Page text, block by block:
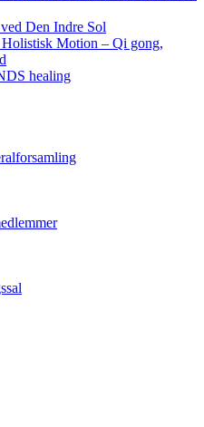
Den Indre Sol
Motion – Qi gong,
healing